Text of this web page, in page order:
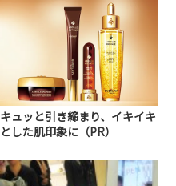
キュッと引き締まり、イキイキ
とした肌印象に（PR）